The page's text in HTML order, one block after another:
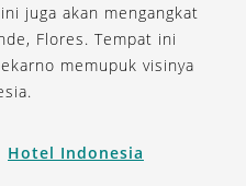
juga akan mengangkat
Flores. Tempat ini
memupuk visinya
Hotel Indonesia